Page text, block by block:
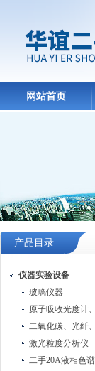
网站首页
产品目录
仪器实验设备
玻璃仪器
原子吸收光度计
二氧化碳、光纤
激光粒度分析仪
二手20A液相色